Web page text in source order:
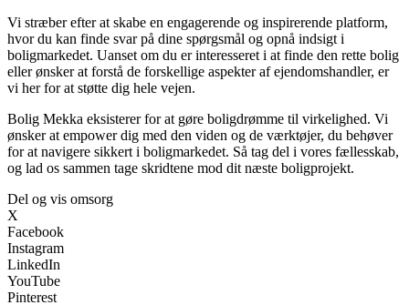
Vi stræber efter at skabe en engagerende og inspirerende platform,
hvor du kan finde svar på dine spørgsmål og opnå indsigt i
boligmarkedet. Uanset om du er interesseret i at finde den rette bolig
eller ønsker at forstå de forskellige aspekter af ejendomshandler, er
vi her for at støtte dig hele vejen.
Bolig Mekka eksisterer for at gøre boligdrømme til virkelighed. Vi
ønsker at empower dig med den viden og de værktøjer, du behøver
for at navigere sikkert i boligmarkedet. Så tag del i vores fællesskab,
og lad os sammen tage skridtene mod dit næste boligprojekt.
Del og vis omsorg
X
Facebook
Instagram
LinkedIn
YouTube
Pinterest